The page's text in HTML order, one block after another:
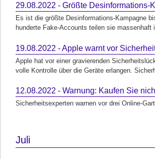
29.08.2022 - Größte Desinformations-
Es ist die größte Desinformations-Kampagne
hunderte Fake-Accounts teilen sie massenhaft
19.08.2022 - Apple warnt vor
Apple hat vor einer gravierenden
volle Kontrolle über die Geräte erlangen.
12.08.2022 - Warnung: Kaufen Sie
Sicherheitsexperten warnen vor drei Online-
Juli